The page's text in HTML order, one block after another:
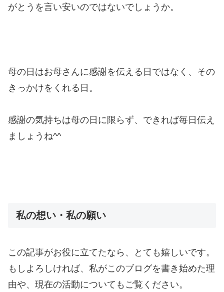
がとうを言い安いのではないでしょうか。
母の日はお母さんに感謝を伝える日ではなく、その
きっかけをくれる日。
感謝の気持ちは母の日に限らず、できれば毎日伝え
ましょうね^^
私の想い・私の願い
この記事がお役に立てたなら、とても嬉しいです。
もしよろしければ、私がこのブログを書き始めた理
由や、現在の活動についてもご覧ください。